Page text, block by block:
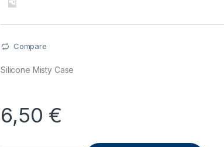
Compare
Silicone Misty Case
6,50 €